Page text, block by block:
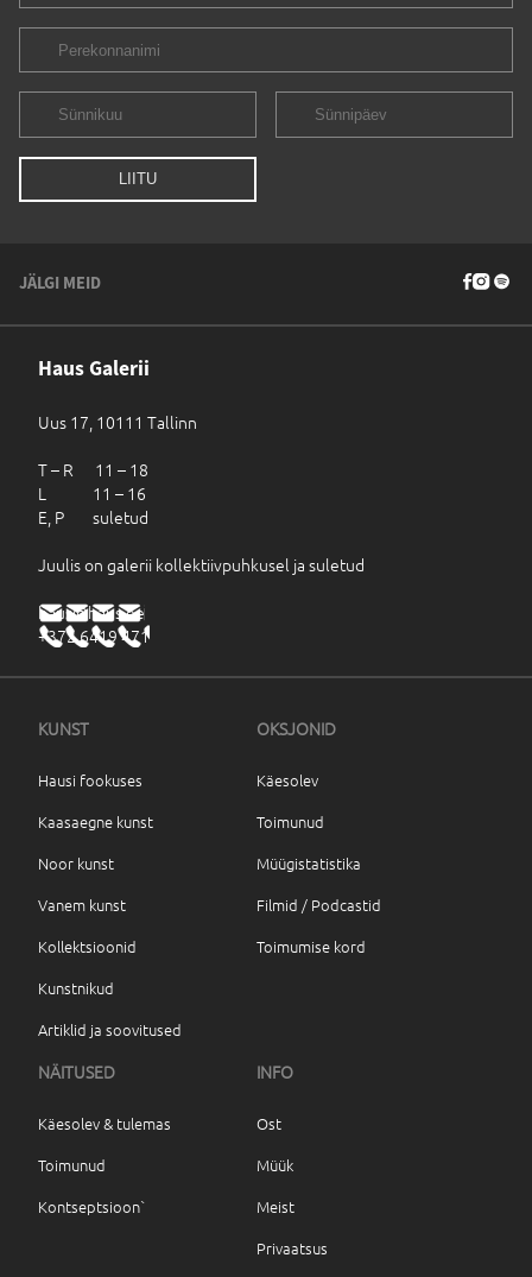
JÄLGI MEID
Haus Galerii
Uus 17, 10111 Tallinn
T – R 11 – 18
L 11 – 16
E, P suletud
Juulis on galerii kollektiivpuhkusel ja suletud
haus@haus.ee
+372 6419 471
KUNST
Hausi fookuses
Kaasaegne kunst
Noor kunst
Vanem kunst
Kollektsioonid
Kunstnikud
Artiklid ja soovitused
OKSJONID
Käesolev
Toimunud
Müügistatistika
Filmid / Podcastid
Toimumise kord
NÄITUSED
Käesolev & tulemas
Toimunud
Kontseptsioon`
INFO
Ost
Müük
Meist
Privaatsus